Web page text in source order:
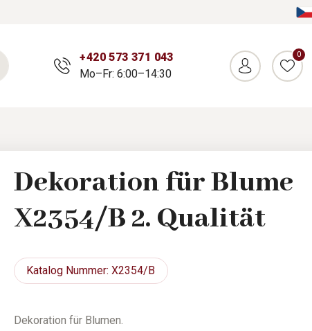
+420 573 371 043
Mo–Fr: 6:00–14:30
0
Dekoration für Blume
X2354/B 2. Qualität
Katalog Nummer: X2354/B
Dekoration für Blumen.